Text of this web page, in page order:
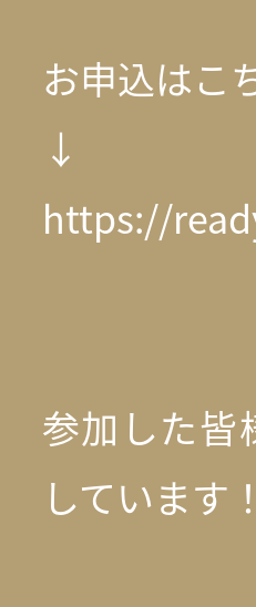
お申込はこ
↓
https://
参加した皆
しています！